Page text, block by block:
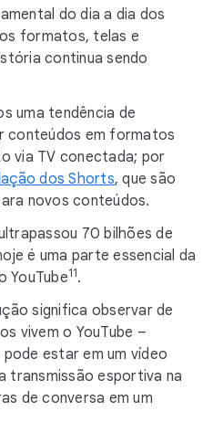
do dia a dia dos
formatos, telas e
continua sendo
uma tendência de
conteúdos em formatos
via TV conectada; por
dos Shorts, que são
novos conteúdos.
70 bilhões de
é uma parte essencial da
YouTube11.
significa observar de
vivem o YouTube –
estar em um vídeo
transmissão esportiva na
de conversa em um